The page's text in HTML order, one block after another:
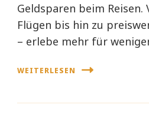
Geldsparen beim Reisen.
Flügen bis hin zu
– erlebe mehr für
WEITERLESEN